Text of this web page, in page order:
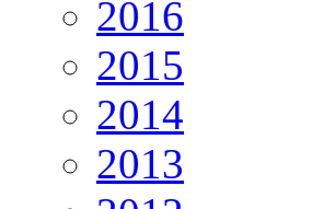
2016
2015
2014
2013